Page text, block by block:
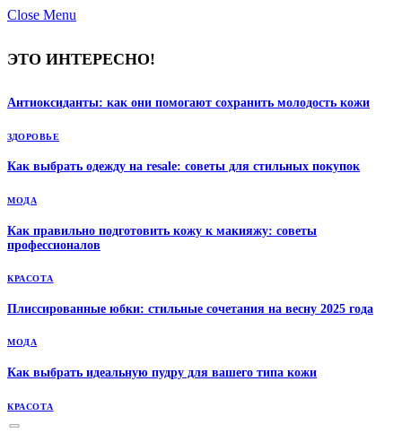
Close Menu
ЭТО ИНТЕРЕСНО!
Антиоксиданты: как они помогают сохранить молодость кожи
ЗДОРОВЬЕ
Как выбрать одежду на resale: советы для стильных покупок
МОДА
Как правильно подготовить кожу к макияжу: советы
профессионалов
КРАСОТА
Плиссированные юбки: стильные сочетания на весну 2025 года
МОДА
Как выбрать идеальную пудру для вашего типа кожи
КРАСОТА